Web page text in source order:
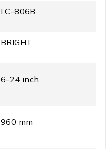
LC-806B
BRIGHT
6-24 inch
960 mm